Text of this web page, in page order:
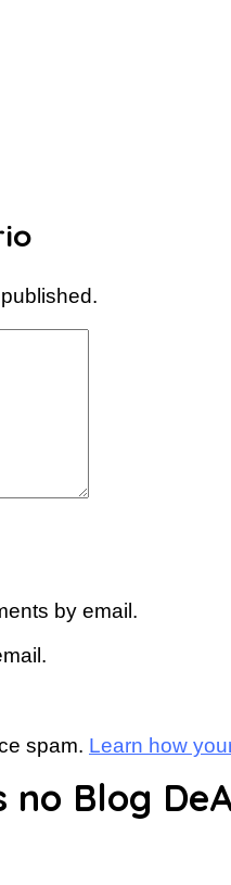
by email.
spam. Learn how
no Blog